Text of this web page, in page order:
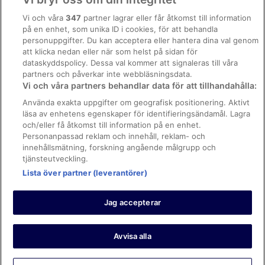
Hotell i Tving
Husvagnscampingar i Karlskrona
Pensionat i Sturkö
Regler och villkor för Vrbo
Tillgänglighetsanpassning
Juridisk information/Kontakta oss
Riktlinjer för innehåll och anmäla innehåll
Hjälp
Kontakta oss
Avboka eller ändra din bokning
Boka ett flyg med flygbolagskredit
Återbetalningsprocess och tidslinjer
© 2026 Expedia, Inc., ett företag inom Expedia Group.
https://www.expediagroup.com/ Med ensamrätt. MrJet är ett
varumärke eller registrerat varumärke som tillhör Expedia, Inc.
Vi och våra347 partner lagrar eller får åtkomst till information
på en enhet, som unika ID i cookies, för att behandla
personuppgifter. Du kan acceptera eller hantera dina val genom
att klicka nedan eller när som helst på sidan för
dataskyddspolicy. Dessa val kommer att signaleras till våra
partners och påverkar inte webbläsningsdata.
Vi och våra partners behandlar data för att tillhandahålla:
Använda exakta uppgifter om geografisk positionering. Aktivt
läsa av enhetens egenskaper för identifieringsändamål. Lagra
och/eller få åtkomst till information på en enhet.
Personanpassad reklam och innehåll, reklam- och
innehållsmätning, forskning angående målgrupp och
tjänsteutveckling.
Lista över partner (leverantörer)
Jag accepterar
Avvisa alla